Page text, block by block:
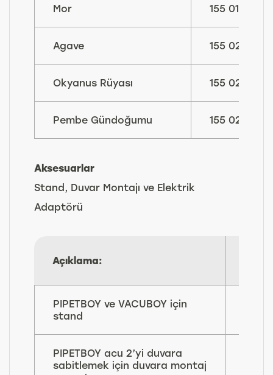
Mor 155 019
Agave 155 022
Okyanus Rüyası 155 023
Pembe Gündoğumu 155 024
Aksesuarlar
Stand, Duvar Montajı ve Elektrik
Adaptörü
Açıklama:
PIPETBOY ve VACUBOY için
stand
PIPETBOY acu 2’yi duvara
sabitlemek için duvara montaj